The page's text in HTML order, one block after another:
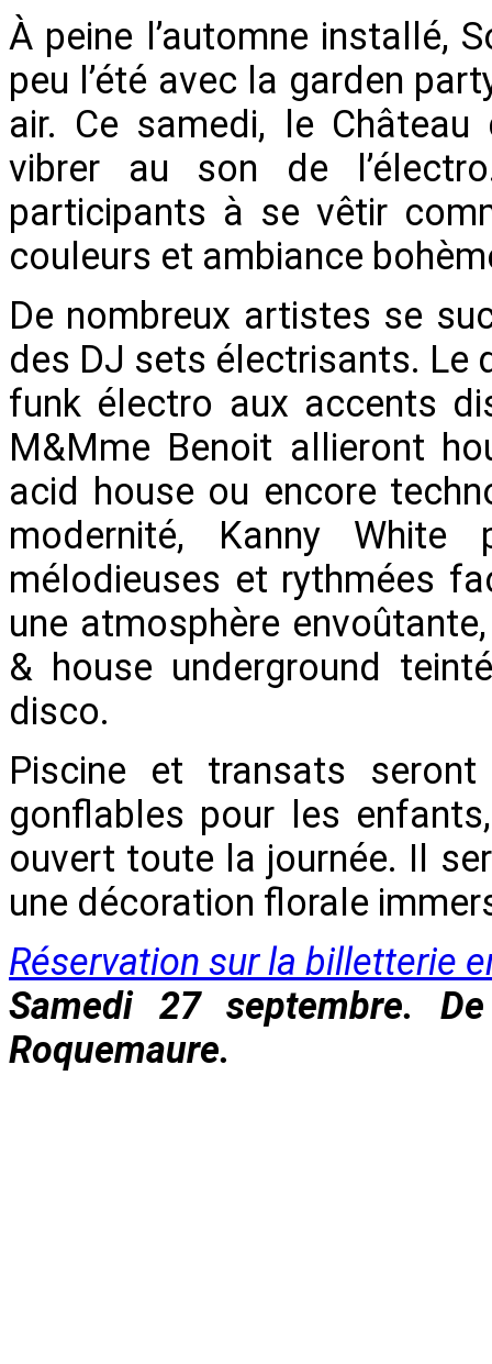
À peine l’automne installé,
peu l’été avec la garden
air. Ce samedi, le
vibrer au son de
participants à se vêtir
couleurs et ambiance
De nombreux artistes se
des DJ sets électrisants. Le
funk électro aux accents
M&Mme Benoit allieront
acid house ou encore
modernité, Kanny White
mélodieuses et rythmées
une atmosphère
& house underground
disco.
Piscine et transats
gonflables pour les
ouvert toute la journée. Il
une décoration florale
Réservation sur la billetterie
Samedi 27 septembre.
Roquemaure.